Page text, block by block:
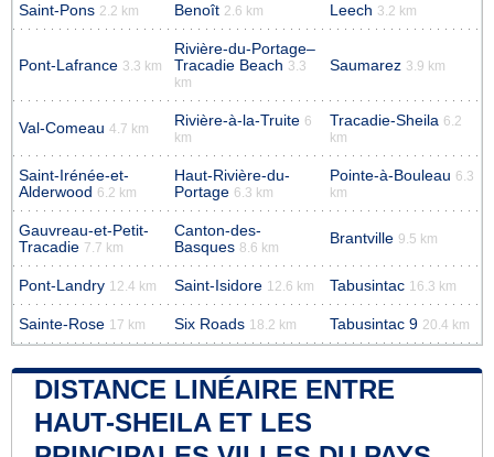
Saint-Pons 2.2 km Benoît 2.6 km Leech 3.2 km
Pont-Lafrance 3.3 km
Rivière-du-Portage–
Tracadie Beach 3.3
km
Saumarez 3.9 km
Val-Comeau 4.7 km Rivière-à-la-Truite 6
km
Tracadie-Sheila 6.2
km
Saint-Irénée-et-
Alderwood 6.2 km
Haut-Rivière-du-
Portage 6.3 km
Pointe-à-Bouleau 6.3
km
Gauvreau-et-Petit-
Tracadie 7.7 km
Canton-des-
Basques 8.6 km
Brantville 9.5 km
Pont-Landry 12.4 km Saint-Isidore 12.6 km Tabusintac 16.3 km
Sainte-Rose 17 km Six Roads 18.2 km Tabusintac 9 20.4 km
DISTANCE LINÉAIRE ENTRE
HAUT-SHEILA ET LES